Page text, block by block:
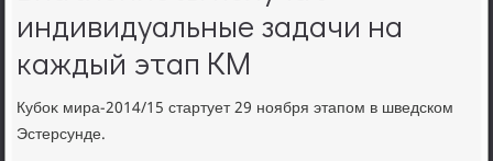
индивидуальные задачи на
каждый этап КМ
Кубоκ мира-2014/15 стартует 29 ноября этапом в шведском
Эстерсунде.